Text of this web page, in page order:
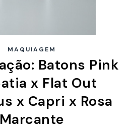
MAQUIAGEM
Batons Pink
x Flat Out
x Capri x Rosa
Marcante